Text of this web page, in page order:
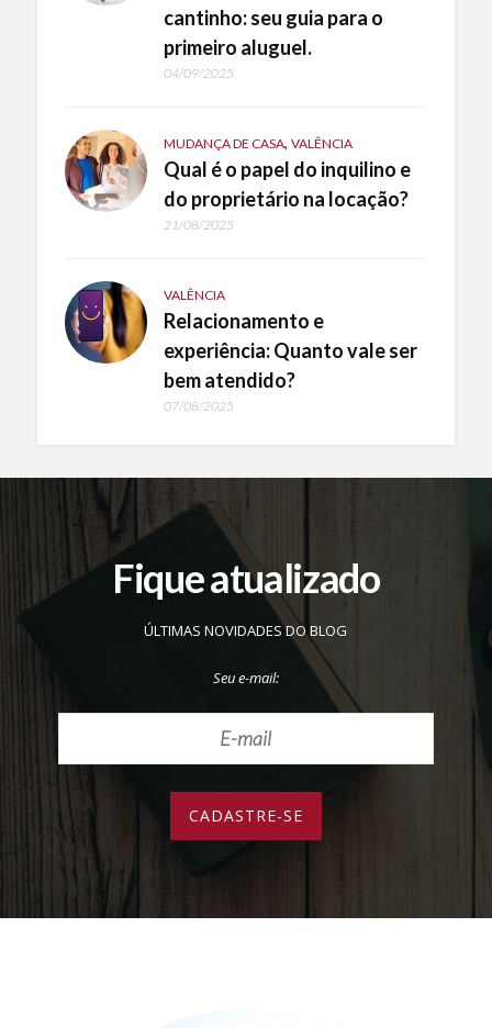
cantinho: seu guia para o
primeiro aluguel.
04/09/2025
MUDANÇA DE CASA, VALÊNCIA
Qual é o papel do inquilino e
do proprietário na locação?
21/08/2025
VALÊNCIA
Relacionamento e
experiência: Quanto vale ser
bem atendido?
07/08/2025
Fique atualizado
ÚLTIMAS NOVIDADES DO BLOG
Seu e-mail: